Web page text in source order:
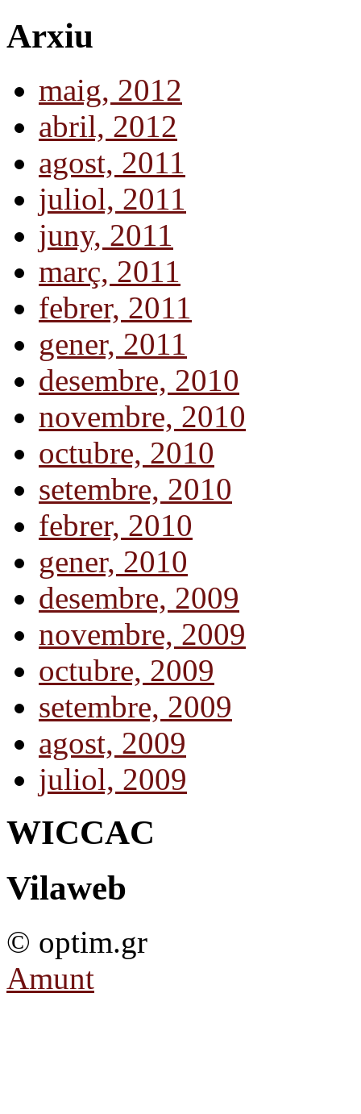
Arxiu
maig, 2012
abril, 2012
agost, 2011
juliol, 2011
juny, 2011
març, 2011
febrer, 2011
gener, 2011
desembre, 2010
novembre, 2010
octubre, 2010
setembre, 2010
febrer, 2010
gener, 2010
desembre, 2009
novembre, 2009
octubre, 2009
setembre, 2009
agost, 2009
juliol, 2009
WICCAC
Vilaweb
© optim.gr
Amunt